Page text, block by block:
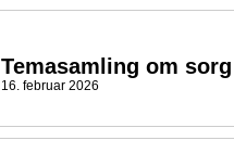
Temasamling om
16. februar 2026